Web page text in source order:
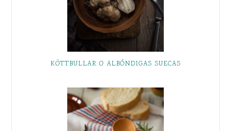
KÖTTBULLAR O ALBÓNDIGAS SUECAS